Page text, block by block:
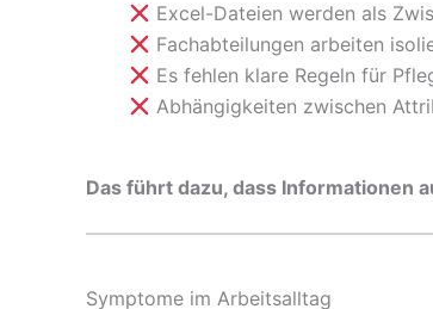
Excel-Dateien werden als
Fachabteilungen arbeiten
Es fehlen klare Regeln für
Abhängigkeiten zwischen
Das führt dazu, dass Informationen
Symptome im Arbeitsalltag